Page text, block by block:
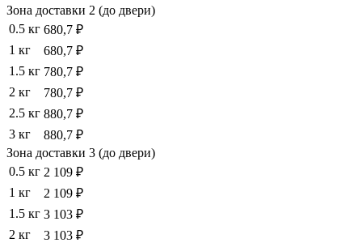
Зона доставки 2 (до двери)
0.5 кг 680,7 ₽
1 кг
680,7 ₽
1.5 кг 780,7 ₽
2 кг
780,7 ₽
2.5 кг 880,7 ₽
3 кг
880,7 ₽
Зона доставки 3 (до двери)
0.5 кг 2 109 ₽
1 кг
2 109 ₽
1.5 кг 3 103 ₽
2 кг
3 103 ₽